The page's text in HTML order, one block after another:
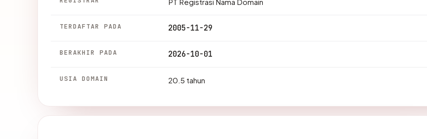
TERDAFTAR PADA 2005-11-29
BERAKHIR PADA 2026-10-01
USIA DOMAIN 20.5 tahun